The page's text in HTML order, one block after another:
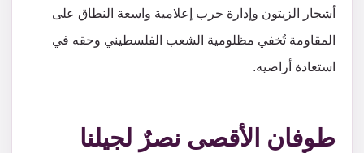
أشجار الزيتون وإدارة حرب إعلامية واسعة النطاق على
المقاومة تُخفي مظلومية الشعب الفلسطيني وحقه في
استعادة أراضيه.
طوفان الأقصى نصرٌ لجيلنا